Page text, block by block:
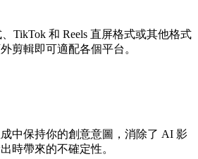
TikTok 和 Reels 直屏格式或其他格式
輯即可適配各個平台。
中保持你的創意意圖，消除了 AI 影
時帶來的不確定性。